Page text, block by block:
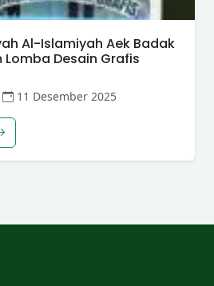
Al-Islamiyah Aek Badak
Desain Grafis
11 Desember 2025